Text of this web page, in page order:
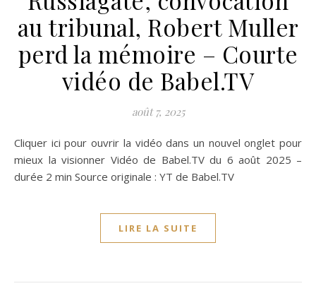
au tribunal, Robert Muller
perd la mémoire – Courte
vidéo de Babel.TV
août 7, 2025
Cliquer ici pour ouvrir la vidéo dans un nouvel onglet pour
mieux la visionner Vidéo de Babel.TV du 6 août 2025 –
durée 2 min Source originale : YT de Babel.TV
LIRE LA SUITE